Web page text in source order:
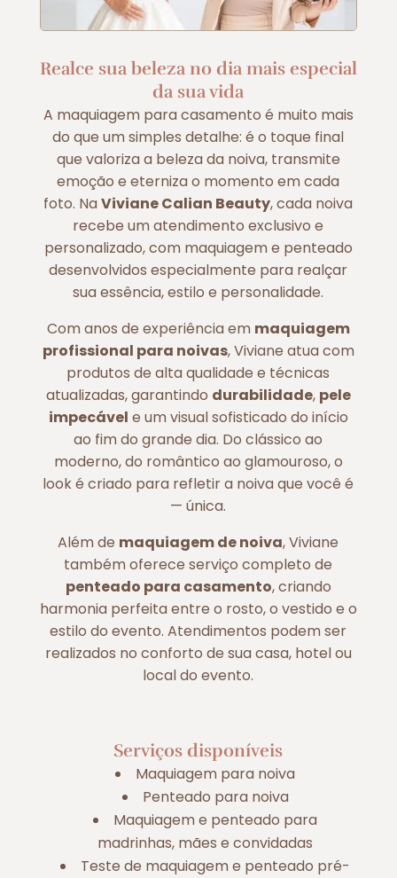
Realce sua beleza no dia mais especial
da sua vida
A maquiagem para casamento é muito mais
do que um simples detalhe: é o toque final
que valoriza a beleza da noiva, transmite
emoção e eterniza o momento em cada
foto. NaViviane Calian Beauty, cada noiva
recebe um atendimento exclusivo e
personalizado, com maquiagem e penteado
desenvolvidos especialmente para realçar
sua essência, estilo e personalidade.
Com anos de experiência em maquiagem
profissional para noivas, Viviane atua com
produtos de alta qualidade e técnicas
atualizadas, garantindo durabilidade, pele
impecável e um visual sofisticado do início
ao fim do grande dia. Do clássico ao
moderno, do romântico ao glamouroso, o
look é criado para refletir a noiva que você é
— única.
Além de maquiagem de noiva, Viviane
também oferece serviço completo de
penteado para casamento, criando
harmonia perfeita entre o rosto, o vestido e o
estilo do evento. Atendimentos podem ser
realizados no conforto de sua casa, hotel ou
local do evento.
Serviços disponíveis
Maquiagem para noiva
Penteado para noiva
Maquiagem e penteado para
madrinhas, mães e convidadas
Teste de maquiagem e penteado pré-